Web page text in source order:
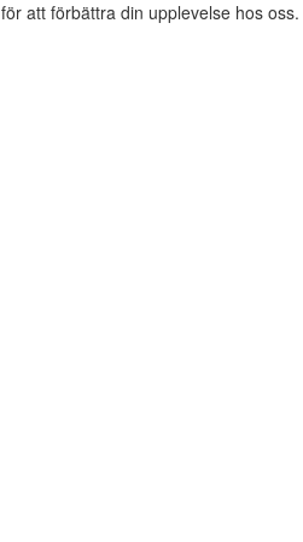
för att förbättra din upplevelse hos oss.